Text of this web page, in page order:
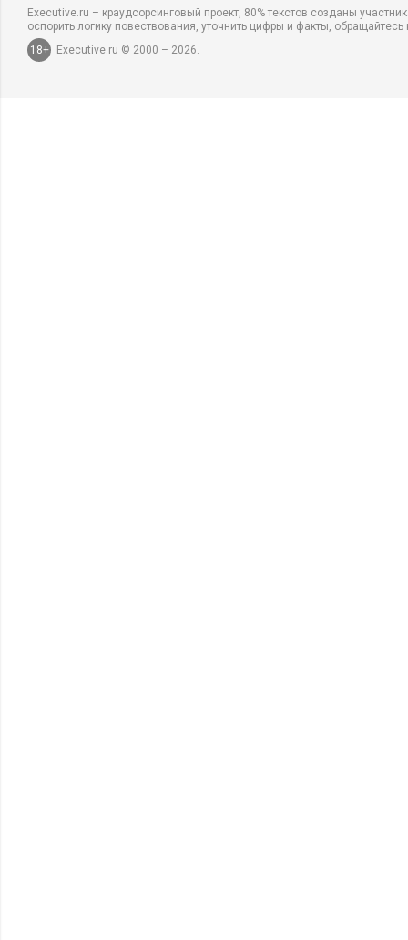
Executive.ru – краудсорсинговый проект, 80% текстов созданы
оспорить логику повествования, уточнить цифры и факты,
18+
Executive.ru © 2000 – 2026.